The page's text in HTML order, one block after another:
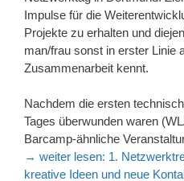
Impulse für die
Projekte zu erhalten und
man/frau sonst in erster Linie
Zusammenarbeit kennt.
Nachdem die ersten
Tages überwunden waren
Barcamp-ähnliche
→ weiter lesen: 1.
kreative Ideen und neue